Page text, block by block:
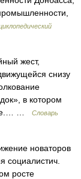
жест,
снизу
в котором
…
Cловарь
новаторов
социалистич.
росте